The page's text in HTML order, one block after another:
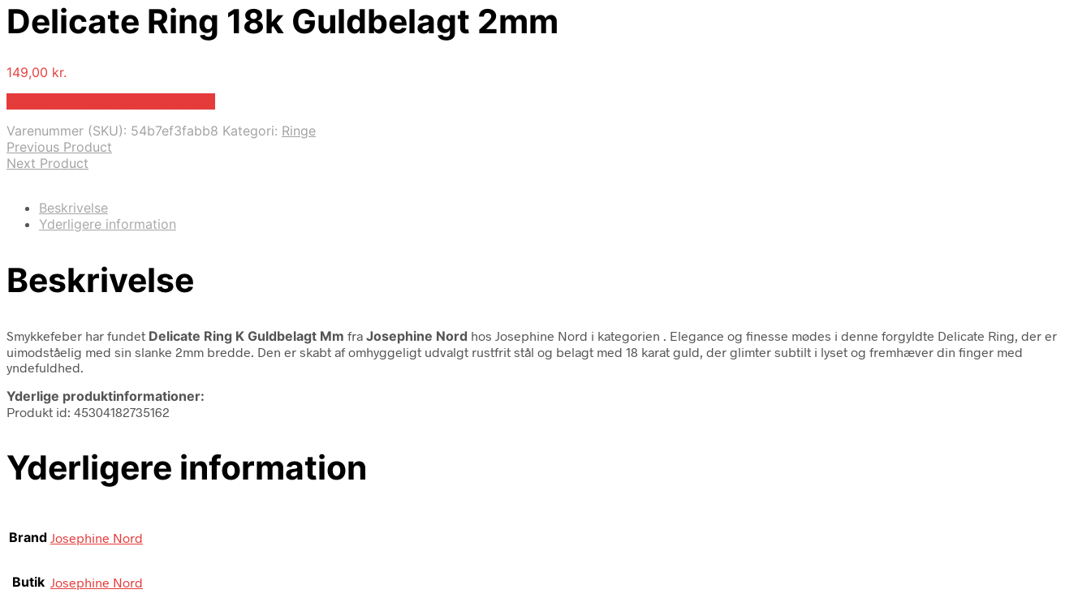
Delicate Ring 18k Guldbelagt 2mm
149,00 kr.
Varenummer (SKU): 54b7ef3fabb8 Kategori: Ringe
Previous Product
Next Product
Beskrivelse
Yderligere information
Beskrivelse
Smykkefeber har fundet Delicate Ring K Guldbelagt Mm fra Josephine Nord hos Josephine Nord i kategorien
. Elegance og finesse mødes i denne forgyldte Delicate Ring, der er
uimodståelig med sin slanke 2mm bredde. Den er skabt af omhyggeligt udvalgt rustfrit stål og belagt med 18 karat guld, der glimter subtilt i lyset og fremhæver din finger med
yndefuldhed.
Yderlige produktinformationer:
Produkt id: 45304182735162
Yderligere information
Brand Josephine Nord
Butik Josephine Nord